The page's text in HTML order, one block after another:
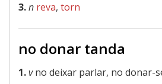
3.n reva, torn
no donar tanda
1.vno deixar parlar, no donar-